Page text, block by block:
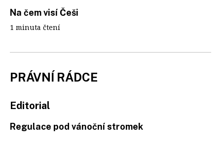
Na čem visí Češi
1 minuta čtení
PRÁVNÍ RÁDCE
Editorial
Regulace pod vánoční stromek